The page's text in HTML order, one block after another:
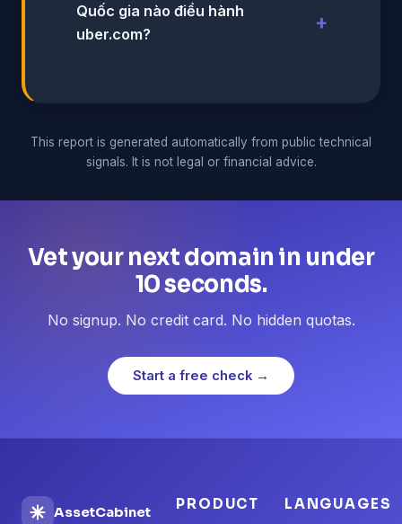
Quốc gia nào điều hành
uber.com?
This report is generated automatically from public technical
signals. It is not legal or financial advice.
Vet your next domain in under
10 seconds.
No signup. No credit card. No hidden quotas.
Start a free check →
AssetCabinet PRODUCT LANGUAGES